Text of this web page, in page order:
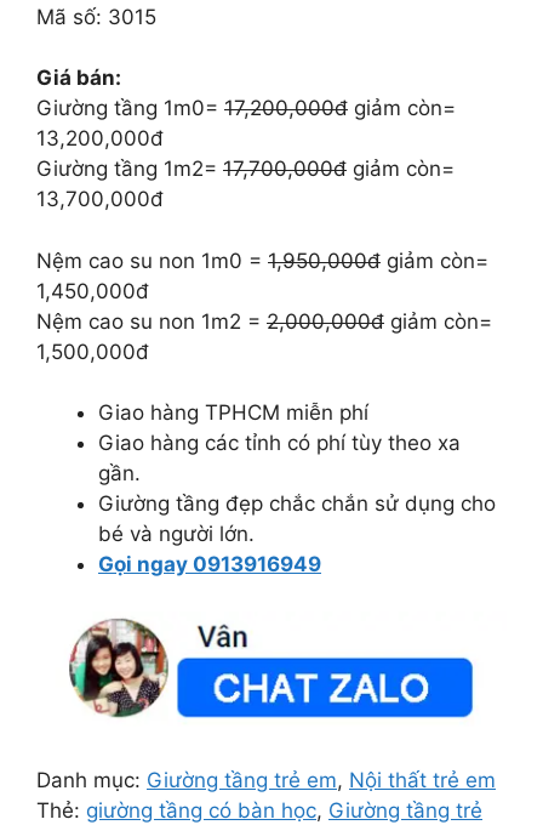
Mã số: 3015
Giá bán:
Giường tầng 1m0= 17,200,000đ giảm còn=
13,200,000đ
Giường tầng 1m2= 17,700,000đ giảm còn=
13,700,000đ
Nệm cao su non 1m0 = 1,950,000đ giảm còn=
1,450,000đ
Nệm cao su non 1m2 = 2,000,000đ giảm còn=
1,500,000đ
Giao hàng TPHCM miễn phí
Giao hàng các tỉnh có phí tùy theo xa
gần.
Giường tầng đẹp chắc chắn sử dụng cho
bé và người lớn.
Gọi ngay 0913916949
Danh mục: Giường tầng trẻ em, Nội thất trẻ em
Thẻ: giường tầng có bàn học, Giường tầng trẻ